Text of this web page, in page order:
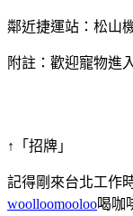
鄰近捷運站：松山
附註：歡迎寵物進
↑「招牌」
記得剛來台北工作
woolloomooloo喝咖